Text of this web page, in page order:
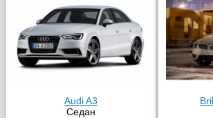
Audi A3
Седан